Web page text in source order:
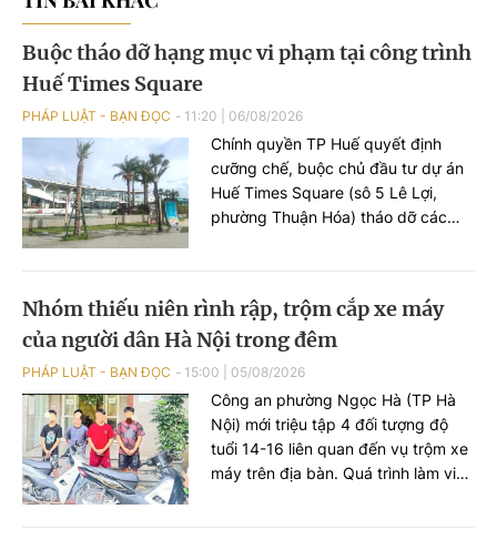
Buộc tháo dỡ hạng mục vi phạm tại công trình
Huế Times Square
PHÁP LUẬT - BẠN ĐỌC 11:20 06/08/2026
Chính quyền TP Huế quyết định
cưỡng chế, buộc chủ đầu tư dự án
Huế Times Square (sô 5 Lê Lợi,
phường Thuận Hóa) tháo dỡ các
Nhóm thiếu niên rình rập, trộm cắp xe máy
của người dân Hà Nội trong đêm
PHÁP LUẬT - BẠN ĐỌC 15:00 05/08/2026
Công an phường Ngọc Hà (TP Hà
Nội) mới triệu tập 4 đối tượng độ
tuổi 14-16 liên quan đến vụ trộm xe
máy trên địa bàn. Quá trình làm việc